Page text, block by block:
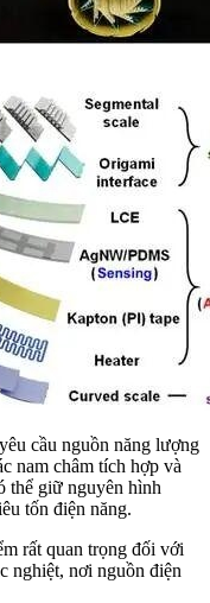
cầu nguồn năng lượng
nam châm tích hợp và
thể giữ nguyên hình
tốn điện năng.
rất quan trọng đối với
nghiệt, nơi nguồn điện